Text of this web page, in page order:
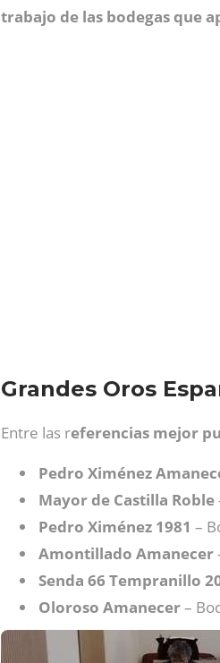
trabajo de las bodegas que
Grandes Oros
Entre las referencias mejor
Pedro Ximénez
Mayor de Castilla Roble
Pedro Ximénez 1981 –
Amontillado Amanecer
Senda 66 Tempranillo
Oloroso Amanecer–